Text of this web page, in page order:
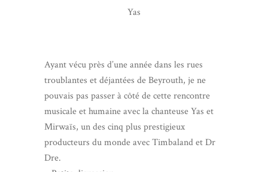
Yas
Ayant vécu près d’une année dans les rues
troublantes et déjantées de Beyrouth, je ne
pouvais pas passer à côté de cette rencontre
musicale et humaine avec la chanteuse Yas et
Mirwaïs, un des cinq plus prestigieux
producteurs du monde avec Timbaland et Dr
Dre.